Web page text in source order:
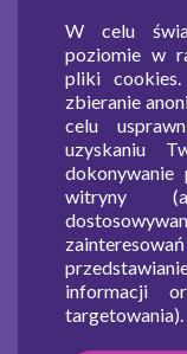
Zupa
Zupy
W celu
poziomie w
pliki
zbieranie
celu
uzyskaniu
witryny
informacji
targetowania).